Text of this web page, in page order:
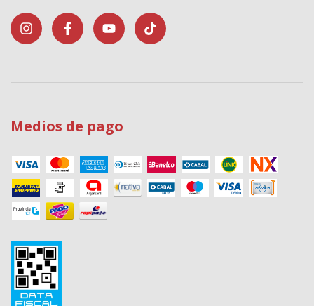
Medios de pago